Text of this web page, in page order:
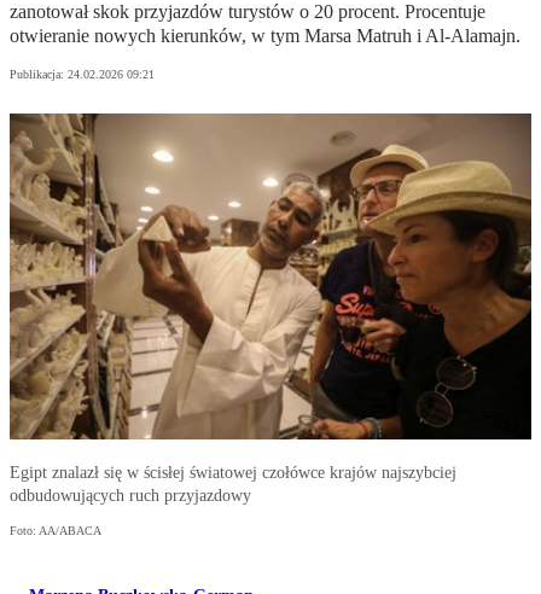
zanotował skok przyjazdów turystów o 20 procent. Procentuje
otwieranie nowych kierunków, w tym Marsa Matruh i Al-Alamajn.
Publikacja: 24.02.2026 09:21
Egipt znalazł się w ścisłej światowej czołówce krajów najszybciej
odbudowujących ruch przyjazdowy
Foto: AA/ABACA